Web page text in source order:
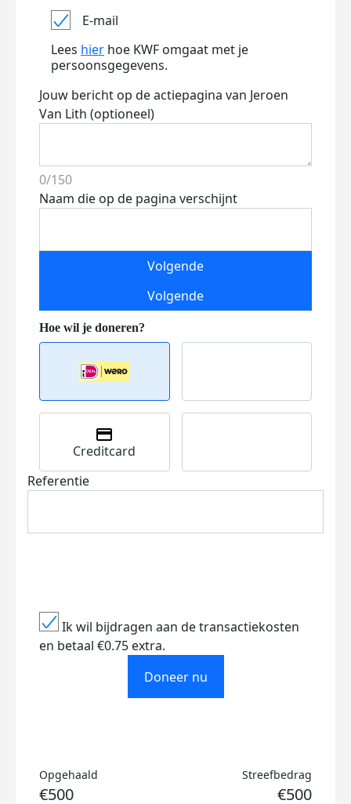
E-mail
Lees hier hoe KWF omgaat met je
persoonsgegevens.
Jouw bericht op de actiepagina van Jeroen
Van Lith (optioneel)
0/150
Naam die op de pagina verschijnt
Volgende
Volgende
Creditcard
Referentie
Ik wil bijdragen aan de transactiekosten
en betaal €0.75 extra.
Doneer nu
Opgehaald
€500
Streefbedrag
€500